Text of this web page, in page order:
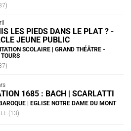
LES PIEDS DANS LE PLAT ? -
JEUNE PUBLIC
SCOLAIRE | GRAND THÉÂTRE -
1685 : BACH | SCARLATTI
| EGLISE NOTRE DAME DU MONT
(13)